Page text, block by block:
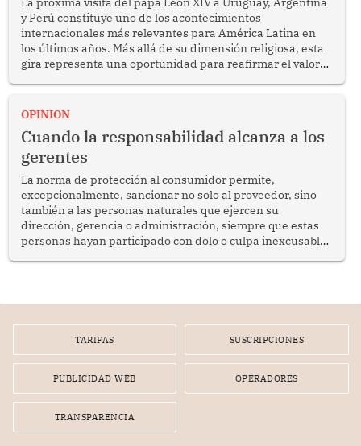
y Perú constituye uno de los acontecimientos
internacionales más relevantes para América Latina en
los últimos años. Más allá de su dimensión religiosa, esta
gira representa una oportunidad para reafirmar el valor
enfrenta desafíos en materia de desarrollo, cohesión
OPINION
Cuando la responsabilidad alcanza a los
gerentes
La norma de protección al consumidor permite,
excepcionalmente, sancionar no solo al proveedor, sino
también a las personas naturales que ejercen su
dirección, gerencia o administración, siempre que estas
personas hayan participado con dolo o culpa inexcusable
por la frustrada realización de un meet and greet con
TARIFAS SUSCRIPCIONES
PUBLICIDAD WEB OPERADORES
TRANSPARENCIA